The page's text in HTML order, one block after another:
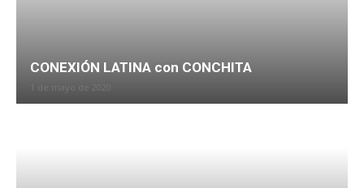
CONEXIÓN LATINA con CONCHITA
1 de mayo de 2020